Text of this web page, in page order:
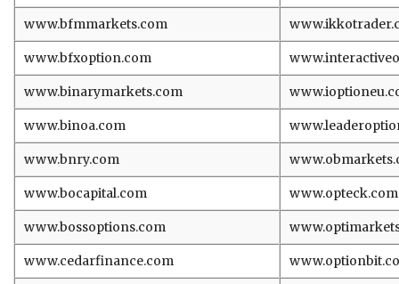
www.bfmmarkets.com
www.bfxoption.com
www.binarymarkets.com
www.binoa.com
www.bnry.com
www.bocapital.com www.opteck.com
www.bossoptions.com
www.cedarfinance.com